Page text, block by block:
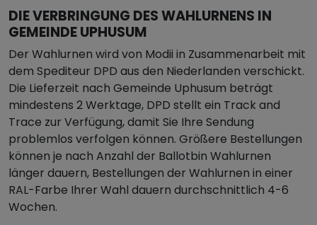
DIE VERBRINGUNG DES WAHLURNENS IN
GEMEINDE UPHUSUM
Der Wahlurnen wird von Modii in Zusammenarbeit mit
dem Spediteur DPD aus den Niederlanden verschickt.
Die Lieferzeit nach Gemeinde Uphusum beträgt
mindestens 2 Werktage, DPD stellt ein Track and
Trace zur Verfügung, damit Sie Ihre Sendung
problemlos verfolgen können. Größere Bestellungen
können je nach Anzahl der Ballotbin Wahlurnen
länger dauern, Bestellungen der Wahlurnen in einer
RAL-Farbe Ihrer Wahl dauern durchschnittlich 4-6
Wochen.